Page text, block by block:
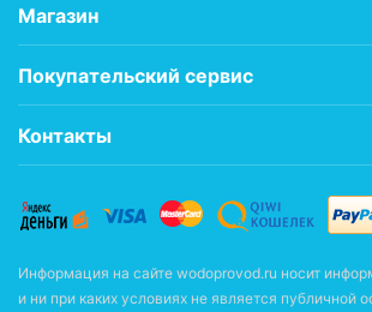
Магазин
Покупательский сервис
Контакты
Информация на сайте wodoprovod.ru носит
и ни при каких условиях не является публичной